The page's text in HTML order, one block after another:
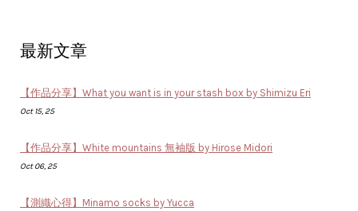
最新文章
【作品分享】What you want is in your stash box by Shimizu Eri
Oct 15, 25
【作品分享】White mountains 無袖版 by Hirose Midori
Oct 06, 25
【測織心得】Minamo socks by Yucca